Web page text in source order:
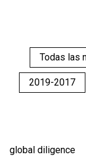
Todas las
2019-2017